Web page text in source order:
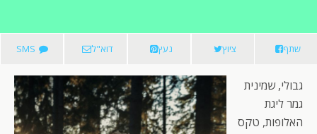
שתף ציוץ נעץ דוא"ל SMS
גבולי, שמינית
גמר ליגת
האלופות, טקס